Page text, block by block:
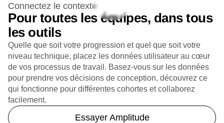
Connectez le contexte
Pour toutes les équipes, dans tous
les outils
Quelle que soit votre progression et quel que soit votre
niveau technique, placez les données utilisateur au cœur
de vos processus de travail. Basez-vous sur les données
pour prendre vos décisions de conception, découvrez ce
qui fonctionne pour différentes cohortes et collaborez
facilement.
Essayer Amplitude